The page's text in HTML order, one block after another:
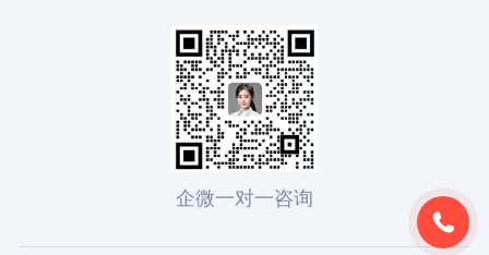

企微一对一咨询